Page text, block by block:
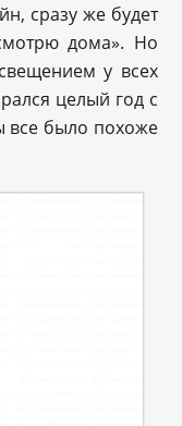
сразу же будет
дома». Но
у всех
целый год с
все было похоже